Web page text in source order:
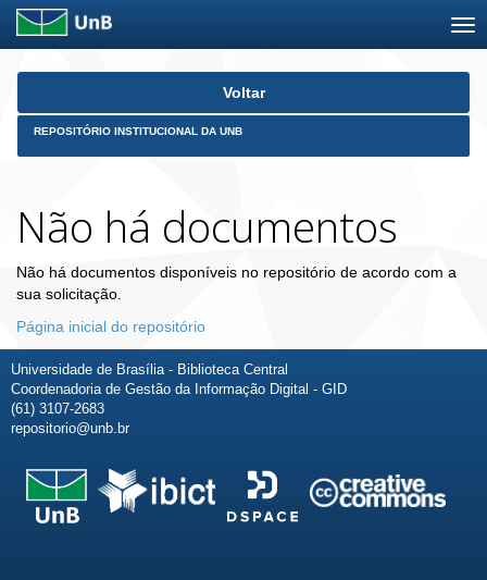
Skip
Voltar
REPOSITÓRIO INSTITUCIONAL DA UNB
Não há documentos
Não há documentos disponíveis no repositório de acordo com a
sua solicitação.
Página inicial do repositório
Universidade de Brasília - Biblioteca Central
Coordenadoria de Gestão da Informação Digital - GID
(61) 3107-2683
repositorio@unb.br